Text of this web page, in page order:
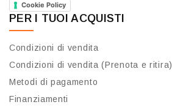
Cookie Policy
PER I TUOI ACQUISTI
Condizioni di vendita
Condizioni di vendita (Prenota e ritira)
Metodi di pagamento
Finanziamenti